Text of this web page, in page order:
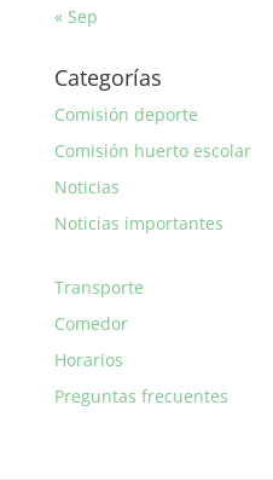
« Sep
Categorías
Comisión deporte
Comisión huerto escolar
Noticias
Noticias importantes
Transporte
Comedor
Horarios
Preguntas frecuentes